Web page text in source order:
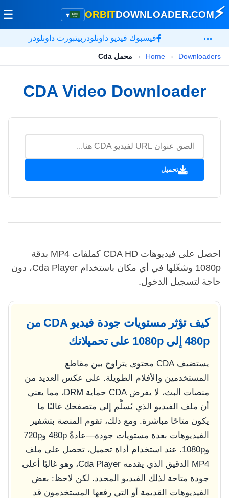
▾ ⚡
ORBITDOWNLOADER.COM
☰
فيسبوك فيديو داونلودر بيتبورت داونلودر …
Home › Downloaders
› محمل Cda
CDA Video Downloader
تحميل
احصل على فيديوهات CDA HD كملفات MP4 بدقة
1080p وشغّلها في أي مكان باستخدام Cda Player، دون
حاجة لتسجيل الدخول.
كيف تؤثر مستويات جودة فيديو CDA من
480p إلى 1080p على تحميلاتك
يستضيف CDA محتوى يتراوح بين مقاطع
المستخدمين والأفلام الطويلة. على عكس العديد من
منصات البث، لا يفرض CDA حماية DRM، مما يعني
أن ملف الفيديو الذي يُسلَّم إلى متصفحك غالبًا ما
يكون متاحًا مباشرة. ومع ذلك، تقوم المنصة بتشفير
الفيديوهات بعدة مستويات جودة—عادةً 480p و720p
و1080p. عند استخدام أداة تحميل، تحصل على ملف
MP4 الدقيق الذي يقدمه Cda Player، وهو غالبًا أعلى
جودة متاحة لذلك الفيديو المحدد. لكن لاحظ: بعض
الفيديوهات القديمة أو التي رفعها المستخدمون قد